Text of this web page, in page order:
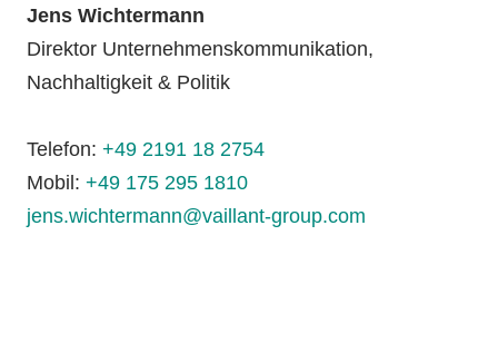
Jens Wichtermann
Direktor Unternehmenskommunikation,
Nachhaltigkeit & Politik
Telefon: +49 2191 18 2754
Mobil: +49 175 295 1810
jens.wichtermann@vaillant-group.com